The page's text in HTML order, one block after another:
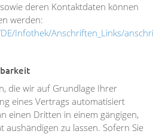
deren Kontaktdaten können
werden:
Infothek/Anschriften_Links/
die wir auf Grundlage Ihrer
eines Vertrags automatisiert
einen Dritten in einem gängigen,
aushändigen zu lassen. Sofern Sie